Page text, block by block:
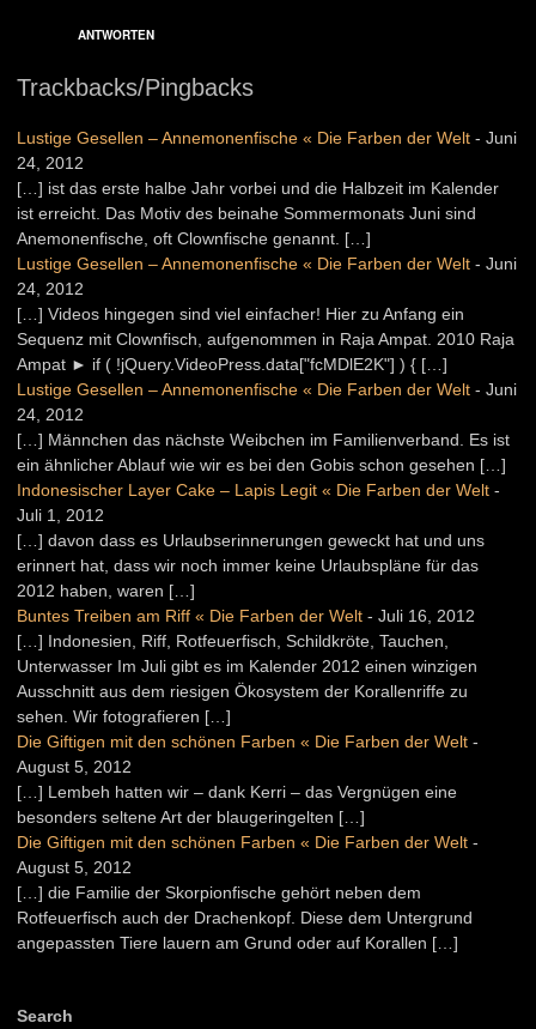
ANTWORTEN
Trackbacks/Pingbacks
Lustige Gesellen – Annemonenfische « Die Farben der Welt - Juni
24, 2012
[…] ist das erste halbe Jahr vorbei und die Halbzeit im Kalender
ist erreicht. Das Motiv des beinahe Sommermonats Juni sind
Anemonenfische, oft Clownfische genannt. […]
Lustige Gesellen – Annemonenfische « Die Farben der Welt - Juni
24, 2012
[…] Videos hingegen sind viel einfacher! Hier zu Anfang ein
Sequenz mit Clownfisch, aufgenommen in Raja Ampat. 2010 Raja
Ampat ► if ( !jQuery.VideoPress.data["fcMDlE2K"] ) { […]
Lustige Gesellen – Annemonenfische « Die Farben der Welt - Juni
24, 2012
[…] Männchen das nächste Weibchen im Familienverband. Es ist
ein ähnlicher Ablauf wie wir es bei den Gobis schon gesehen […]
Indonesischer Layer Cake – Lapis Legit « Die Farben der Welt -
Juli 1, 2012
[…] davon dass es Urlaubserinnerungen geweckt hat und uns
erinnert hat, dass wir noch immer keine Urlaubspläne für das
2012 haben, waren […]
Buntes Treiben am Riff « Die Farben der Welt - Juli 16, 2012
[…] Indonesien, Riff, Rotfeuerfisch, Schildkröte, Tauchen,
Unterwasser Im Juli gibt es im Kalender 2012 einen winzigen
Ausschnitt aus dem riesigen Ökosystem der Korallenriffe zu
sehen. Wir fotografieren […]
Die Giftigen mit den schönen Farben « Die Farben der Welt -
August 5, 2012
[…] Lembeh hatten wir – dank Kerri – das Vergnügen eine
besonders seltene Art der blaugeringelten […]
Die Giftigen mit den schönen Farben « Die Farben der Welt -
August 5, 2012
[…] die Familie der Skorpionfische gehört neben dem
Rotfeuerfisch auch der Drachenkopf. Diese dem Untergrund
angepassten Tiere lauern am Grund oder auf Korallen […]
Search